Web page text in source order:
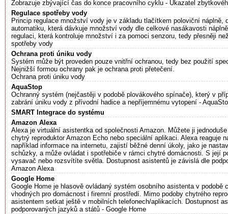
Zobrazuje zbývající čas do konce pracovního cyklu - Ukazatel
Regulace spotřeby vody
Princip regulace množství vody je v základu tlačítkem poloviční náplně,
automatiku, která dávkuje množství vody dle celkové nasákavosti
regulaci, která kontroluje množství i za pomoci senzoru, tedy přesněji
spotřeby vody
Ochrana proti úniku vody
Systém může být proveden pouze vnitřní ochranou, tedy bez použití
Nejnižší formou ochrany pak je ochrana proti přetečení.
Ochrana proti úniku vody
AquaStop
Ochranný systém (nejčastěji v podobě plovákového spínače), který v
zabrání úniku vody z přívodní hadice a nepříjemnému vytopení -
SMART Integrace do systému
Amazon Alexa
Alexa je virtuální asistentka od společnosti Amazon. Můžete ji
chytrý reproduktor Amazon Echo nebo speciální aplikaci. Alexa reaguje
například informace na internetu, zajistí běžné denní úkoly, jako je
schůzky, a může ovládat i spotřebiče v rámci chytré domácnosti. S její
vysavač nebo rozsvítíte světla. Dostupnost asistentů je závislá dle
Amazon Alexa
Google Home
Google Home je hlasově ovládaný systém osobního asistenta v podobě
vhodných pro domácnost i firemní prostředí. Mimo podoby chytrého
asistentem setkat ještě v mobilních telefonech/aplikacích. Dostupnost
podporovaných jazyků a států - Google Home